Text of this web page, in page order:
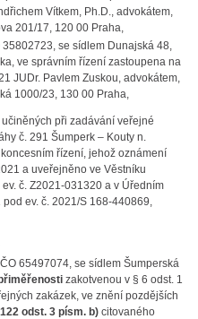
Vítkem, Ph.D., advokátem,
201/17, 120 00 Praha,
se sídlem Dunajská 48,
ve správním řízení zastoupena na
JUDr. Pavlem Zuskou, advokátem,
1000/23, 130 00 Praha,
při zadávání veřejné
č. 291 Šumperk – Kouty n.
řízení, jehož oznámení
a uveřejněno ve Věstníku
č. Z2021-031320 a v Úředním
ev. č. 2021/S 168-440869,
65497074, se sídlem Šumperská
zakotvenou v § 6 odst. 1
zakázek, ve znění pozdějších
odst. 3 písm. b)citovaného